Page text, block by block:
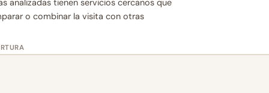
analizadas tienen servicios cercanos que
o combinar la visita con otras